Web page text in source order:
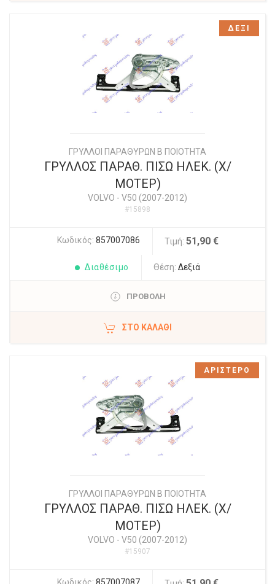
ΓΡΥΛΛΟΙ ΠΑΡΑΘΥΡΩΝ Β ΠΟΙΟΤΗΤΑ
ΓΡΥΛΛΟΣ ΠΑΡΑΘ. ΠΙΣΩ ΗΛΕΚ. (Χ/
ΜΟΤΕΡ)
VOLVO - V50 (2007-2012)
#15898
Κωδικός: 857007086 Τιμή: 51,90 €
Διαθέσιμο Θέση: Δεξιά
ΠΡΟΒΟΛΗ
ΣΤΟ ΚΑΛΆΘΙ
ΔΕΞΙ
ΓΡΥΛΛΟΙ ΠΑΡΑΘΥΡΩΝ Β ΠΟΙΟΤΗΤΑ
ΓΡΥΛΛΟΣ ΠΑΡΑΘ. ΠΙΣΩ ΗΛΕΚ. (Χ/
ΜΟΤΕΡ)
VOLVO - V50 (2007-2012)
#15907
ΑΡΙΣΤΕΡΟ